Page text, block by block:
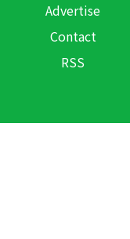
Advertise
Contact
RSS